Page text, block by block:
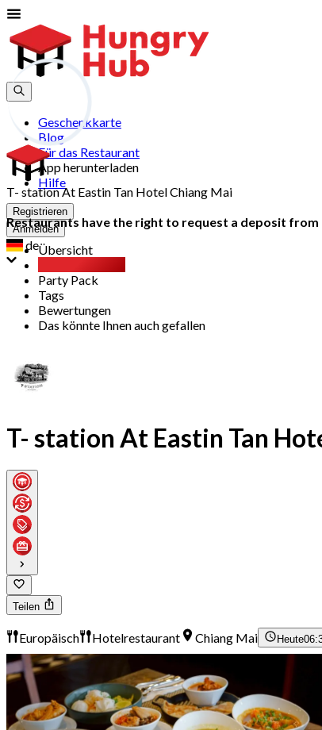
Geschenkkarte
Blog
Für das Restaurant
App herunterladen
Hilfe
Registrieren
Anmelden
de
T- station At Eastin Tan Hotel Chiang Mai
Restaurants have the right to request a deposit
Übersicht
Party Pack
Tags
Bewertungen
Das könnte Ihnen auch gefallen
T- station At Eastin Tan
Teilen
Europäisch Hotelrestaurant Chiang Mai Heute